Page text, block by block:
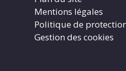
Mentions légales
Politique de
Gestion des cookies